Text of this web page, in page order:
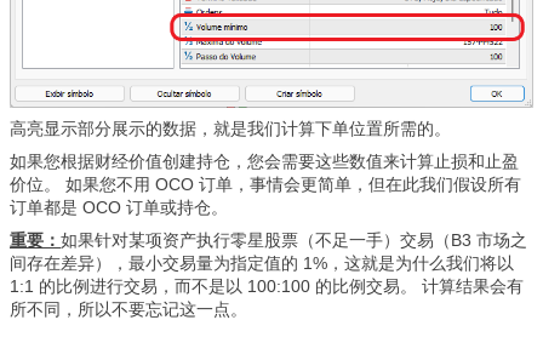
高亮显示部分展示的数据，就是我们计算下单位置所需的。
如果您根据财经价值创建持仓，您会需要这些数值来计算止损和止盈
价位。 如果您不用 OCO 订单，事情会更简单，但在此我们假设所有
订单都是 OCO 订单或持仓。
重要： 如果针对某项资产执行零星股票（不足一手）交易（B3 市场之
间存在差异），最小交易量为指定值的 1%，这就是为什么我们将以
1:1 的比例进行交易，而不是以 100:100 的比例交易。 计算结果会有
所不同，所以不要忘记这一点。